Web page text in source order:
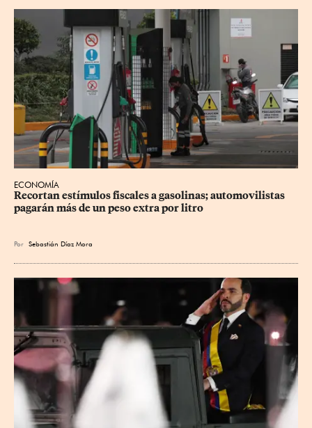
ECONOMÍA
Recortan estímulos fiscales a gasolinas; automovilistas
pagarán más de un peso extra por litro
Por Sebastián Díaz Mora